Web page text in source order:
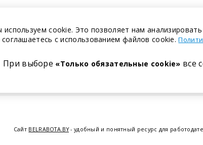
Сайт BELRABOTA.BY- удобный и понятный ресурс для
cookie. Это позволяет нам
с использованием файлов cookie.
При выборе «Только обязательные cookie» все